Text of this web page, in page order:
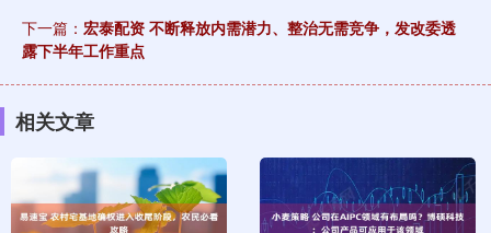
下一篇： 宏泰配资 不断释放内需潜力、整治无需竞争，发改委透
露下半年工作重点
相关文章